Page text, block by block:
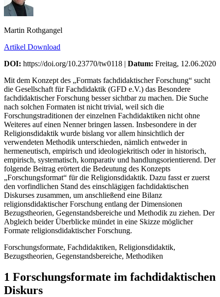
Martin Rothgangel
Artikel Download
DOI: https://doi.org/10.23770/tw0118 | Datum: Freitag, 12.06.2020
Mit dem Konzept des „Formats fachdidaktischer Forschung“ sucht
die Gesellschaft für Fachdidaktik (GFD e.V.) das Besondere
fachdidaktischer Forschung besser sichtbar zu machen. Die Suche
nach solchen Formaten ist nicht trivial, weil sich die
Forschungstraditionen der einzelnen Fachdidaktiken nicht ohne
Weiteres auf einen Nenner bringen lassen. Insbesondere in der
Religionsdidaktik wurde bislang vor allem hinsichtlich der
verwendeten Methodik unterschieden, nämlich entweder in
hermeneutisch, empirisch und ideologiekritisch oder in historisch,
empirisch, systematisch, komparativ und handlungsorientierend. Der
folgende Beitrag erörtert die Bedeutung des Konzepts
„Forschungsformat“ für die Religionsdidaktik. Dazu fasst er zuerst
den vorfindlichen Stand des einschlägigen fachdidaktischen
Diskurses zusammen, um anschließend eine Bilanz
religionsdidaktischer Forschung entlang der Dimensionen
Bezugstheorien, Gegenstandsbereiche und Methodik zu ziehen. Der
Abgleich beider Überblicke mündet in eine Skizze möglicher
Formate religionsdidaktischer Forschung.
Forschungsformate, Fachdidaktiken, Religionsdidaktik,
Bezugstheorien, Gegenstandsbereiche, Methodiken
1 Forschungsformate im fachdidaktischen
Diskurs